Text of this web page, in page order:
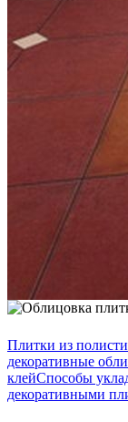
Плитки из
декоративные
клейСпособы
декоративными